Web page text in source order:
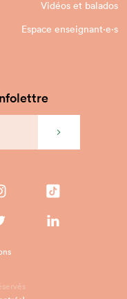
Vidéos et balados
Espace enseignant·e⋅s